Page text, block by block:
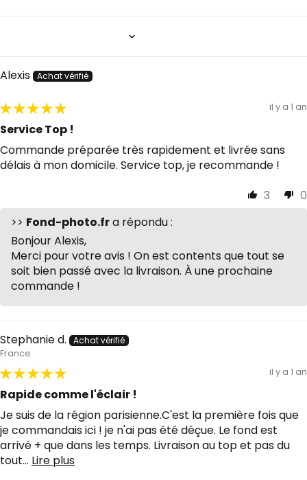
Alexis
il y a 1 an
Service Top !
Commande préparée très rapidement et livrée sans
délais à mon domicile. Service top, je recommande !
3
0
>> Fond-photo.fra répondu :
Bonjour Alexis,
Merci pour votre avis ! On est contents que tout se
soit bien passé avec la livraison. À une prochaine
commande !
Stephanie d.
France
il y a 1 an
Rapide comme l'éclair !
Je suis de la région parisienne.C'est la première fois que
je commandais ici ! je n'ai pas été déçue. Le fond est
arrivé + que dans les temps. Livraison au top et pas du
tout... Lire plus